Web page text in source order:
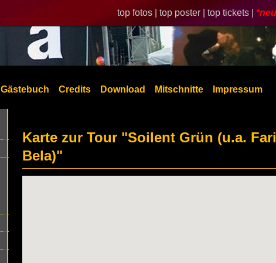
top fotos | top poster | top tickets |
Gästebuch Credits Download Mitschnitte Impressum
Karte zur Tour "Soilent Grün (u.a.
Bela)"